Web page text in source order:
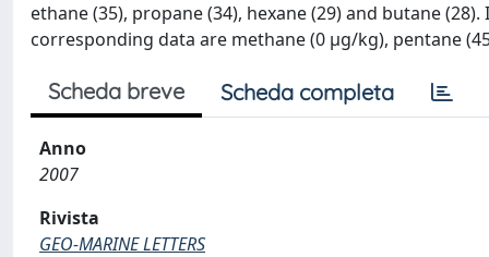
ethane (35), propane (34), hexane (29) and butane
corresponding data are methane (0 μg/kg), pentane
Scheda breve Scheda completa
Anno
2007
Rivista
GEO-MARINE LETTERS